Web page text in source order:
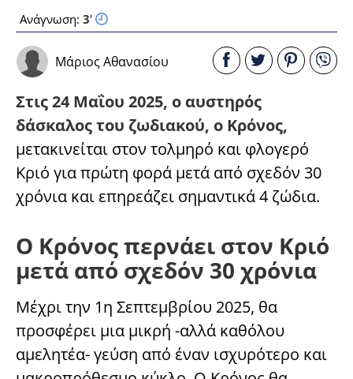
Ανάγνωση: 3'
Μάριος Αθανασίου
Στις 24 Μαΐου 2025, ο αυστηρός
δάσκαλος του ζωδιακού, ο Κρόνος,
μετακινείται στον τολμηρό και φλογερό
Κριό για πρώτη φορά μετά από σχεδόν 30
χρόνια και επηρεάζει σημαντικά 4 ζώδια.
Ο Κρόνος περνάει στον Κριό
μετά από σχεδόν 30 χρόνια
Μέχρι την 1η Σεπτεμβρίου 2025, θα
προσφέρει μια μικρή -αλλά καθόλου
αμελητέα- γεύση από έναν ισχυρότερο και